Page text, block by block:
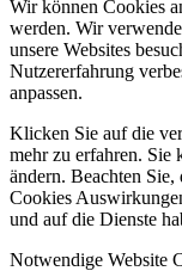
Wir können Cookies
werden. Wir
unsere Websites
Nutzererfahrung
anpassen.
Klicken Sie auf die
mehr zu erfahren. Sie
ändern. Beachten
Cookies
und auf die Dienste
Notwendige Website